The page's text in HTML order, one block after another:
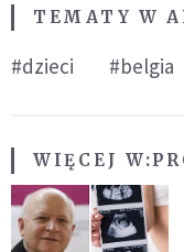
TEMATY W
#dzieci #belgia
WIĘCEJ W: